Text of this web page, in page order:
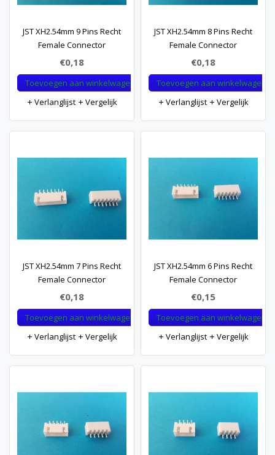
JST XH2.54mm 9 Pins Recht
Female Connector
€0,18
Toevoegen aan winkelwagen
Verlanglijst
Vergelijk
JST XH2.54mm 8 Pins Recht
Female Connector
€0,18
Toevoegen aan winkelwagen
Verlanglijst
Vergelijk
JST XH2.54mm 7 Pins Recht
Female Connector
€0,18
Toevoegen aan winkelwagen
Verlanglijst
Vergelijk
JST XH2.54mm 6 Pins Recht
Female Connector
€0,15
Toevoegen aan winkelwagen
Verlanglijst
Vergelijk